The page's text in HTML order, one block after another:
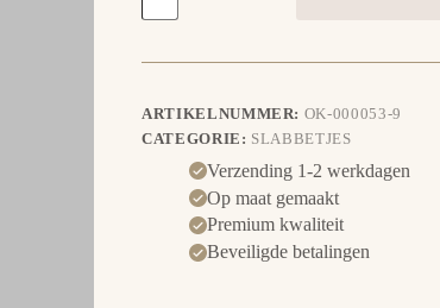
ballonnen
ARTIKELNUMMER: OK-000053-9
CATEGORIE: SLABBETJES
Verzending 1-2 werkdagen
Op maat gemaakt
Premium kwaliteit
Beveiligde betalingen